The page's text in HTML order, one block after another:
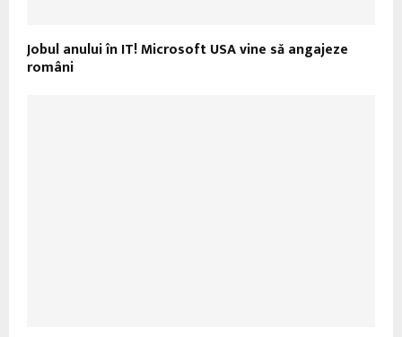
Jobul anului în IT! Microsoft USA vine să angajeze
români